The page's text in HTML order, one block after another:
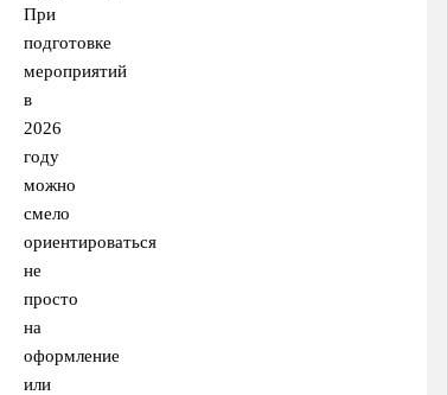
При
подготовке
мероприятий
в
2026
году
можно
смело
ориентироваться
не
просто
на
оформление
или